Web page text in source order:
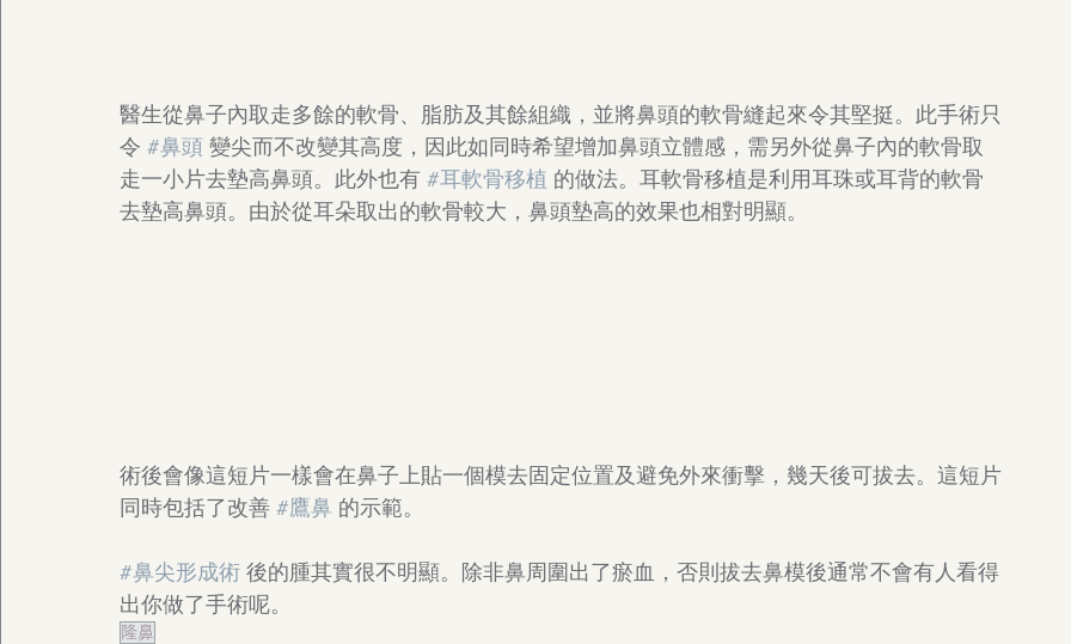
醫生從鼻子內取走多餘的軟骨、脂肪及其餘組織，並將鼻頭的軟骨縫起來令其堅挺。此手術只
令 #鼻頭 變尖而不改變其高度，因此如同時希望增加鼻頭立體感，需另外從鼻子內的軟骨取
走一小片去墊高鼻頭。此外也有 #耳軟骨移植 的做法。耳軟骨移植是利用耳珠或耳背的軟骨
去墊高鼻頭。由於從耳朵取出的軟骨較大，鼻頭墊高的效果也相對明顯。
術後會像這短片一樣會在鼻子上貼一個模去固定位置及避免外來衝擊，幾天後可拔去。這短片
同時包括了改善 #鷹鼻 的示範。
#鼻尖形成術 後的腫其實很不明顯。除非鼻周圍出了瘀血，否則拔去鼻模後通常不會有人看得
出你做了手術呢。
隆鼻